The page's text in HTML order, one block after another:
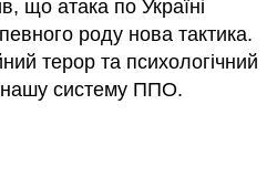
що атака по Україні
роду нова тактика.
терор та психологічний
нашу систему ППО.